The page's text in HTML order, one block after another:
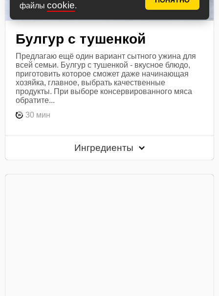
файлы cookie.
Булгур с тушенкой
Предлагаю ещё один вариант сытного ужина для
всей семьи. Булгур с тушенкой - вкусное блюдо,
приготовить которое сможет даже начинающая
хозяйка, главное, выбрать качественные
продукты. При выборе консервированного мяса
обратите...
30 мин
Ингредиенты